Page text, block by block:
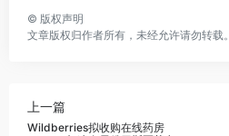
© 版权声明
文章版权归作者所有，未经允许请勿转载。
上一篇
Wildberries拟收购在线药房